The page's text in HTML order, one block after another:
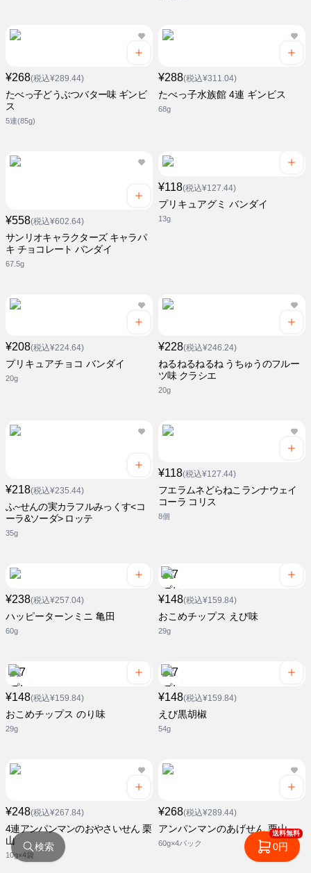
¥268(税込¥289.44)
たべっ子どうぶつバター味 ギンビ
ス
5連(85g)
¥288(税込¥311.04)
たべっ子水族館 4連 ギンビス
68g
¥558(税込¥602.64)
サンリオキャラクターズ キャラパ
キ チョコレート バンダイ
67.5g
¥118(税込¥127.44)
プリキュアグミ バンダイ
13g
¥208(税込¥224.64)
プリキュアチョコ バンダイ
20g
¥228(税込¥246.24)
ねるねるねるね うちゅうのフルー
ツ味 クラシエ
20g
¥218(税込¥235.44)
ふ~せんの実カラフルみっくす<コ
ーラ&ソーダ> ロッテ
35g
¥118(税込¥127.44)
フエラムネどらねこランナウェイ
コーラ コリス
8個
¥238(税込¥257.04)
ハッピーターンミニ 亀田
60g
¥148(税込¥159.84)
おこめチップス えび味
29g
¥148(税込¥159.84)
おこめチップス のり味
29g
¥148(税込¥159.84)
えび黒胡椒
54g
¥248(税込¥267.84)
4連アンパンマンのおやさいせん 栗
山
10g×4袋
¥268(税込¥289.44)
アンパンマンのあげせん 栗山
60g×4パック
検索
送料無料
0円